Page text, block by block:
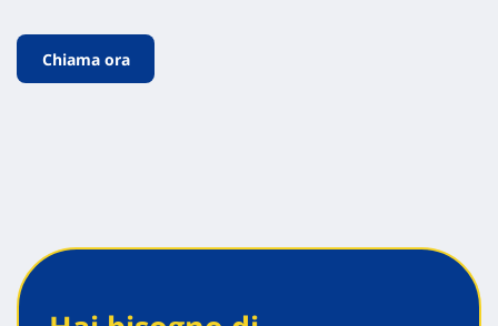
Chiama ora